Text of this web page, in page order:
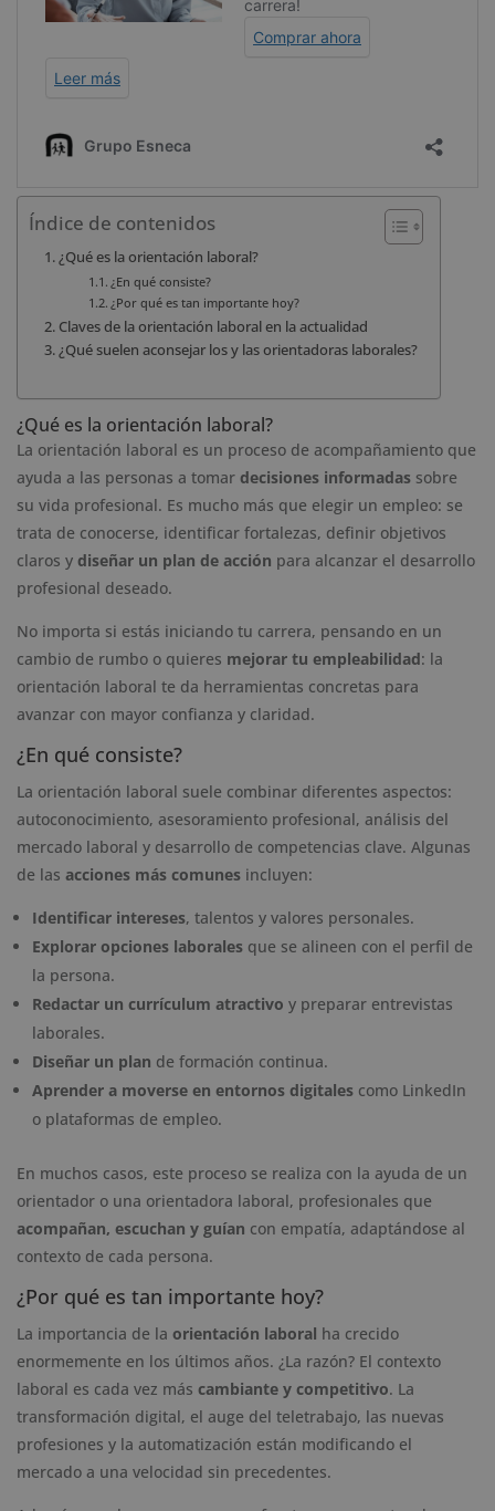
Índice de contenidos
¿Qué es la orientación laboral?
¿En qué consiste?
¿Por qué es tan importante hoy?
Claves de la orientación laboral en la actualidad
¿Qué suelen aconsejar los y las orientadoras laborales?
¿Qué es la orientación laboral?
La orientación laboral es un proceso de acompañamiento que
ayuda a las personas a tomar decisiones informadas sobre
su vida profesional. Es mucho más que elegir un empleo: se
trata de conocerse, identificar fortalezas, definir objetivos
claros y diseñar un plan de acción para alcanzar el desarrollo
profesional deseado.
No importa si estás iniciando tu carrera, pensando en un
cambio de rumbo o quieres mejorar tu empleabilidad: la
orientación laboral te da herramientas concretas para
avanzar con mayor confianza y claridad.
¿En qué consiste?
La orientación laboral suele combinar diferentes aspectos:
autoconocimiento, asesoramiento profesional, análisis del
mercado laboral y desarrollo de competencias clave. Algunas
de las acciones más comunes incluyen:
Identificar intereses, talentos y valores personales.
Explorar opciones laborales que se alineen con el perfil de
la persona.
Redactar un currículum atractivo y preparar entrevistas
laborales.
Diseñar un plan de formación continua.
Aprender a moverse en entornos digitales como LinkedIn
o plataformas de empleo.
En muchos casos, este proceso se realiza con la ayuda de un
orientador o una orientadora laboral, profesionales que
acompañan, escuchan y guían con empatía, adaptándose al
contexto de cada persona.
¿Por qué es tan importante hoy?
La importancia de la orientación laboral ha crecido
enormemente en los últimos años. ¿La razón? El contexto
laboral es cada vez más cambiante y competitivo. La
transformación digital, el auge del teletrabajo, las nuevas
profesiones y la automatización están modificando el
mercado a una velocidad sin precedentes.